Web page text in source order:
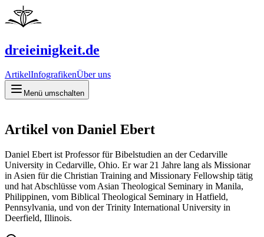
dreieinigkeit.de
ArtikelInfografikenÜber uns
Menü umschalten
Artikel von Daniel Ebert
Daniel Ebert ist Professor für Bibelstudien an der Cedarville
University in Cedarville, Ohio. Er war 21 Jahre lang als Missionar
in Asien für die Christian Training and Missionary Fellowship tätig
und hat Abschlüsse vom Asian Theological Seminary in Manila,
Philippinen, vom Biblical Theological Seminary in Hatfield,
Pennsylvania, und von der Trinity International University in
Deerfield, Illinois.